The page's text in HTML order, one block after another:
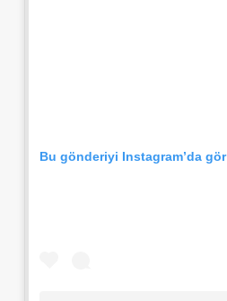
Bu gönderiyi Instagram’da gör